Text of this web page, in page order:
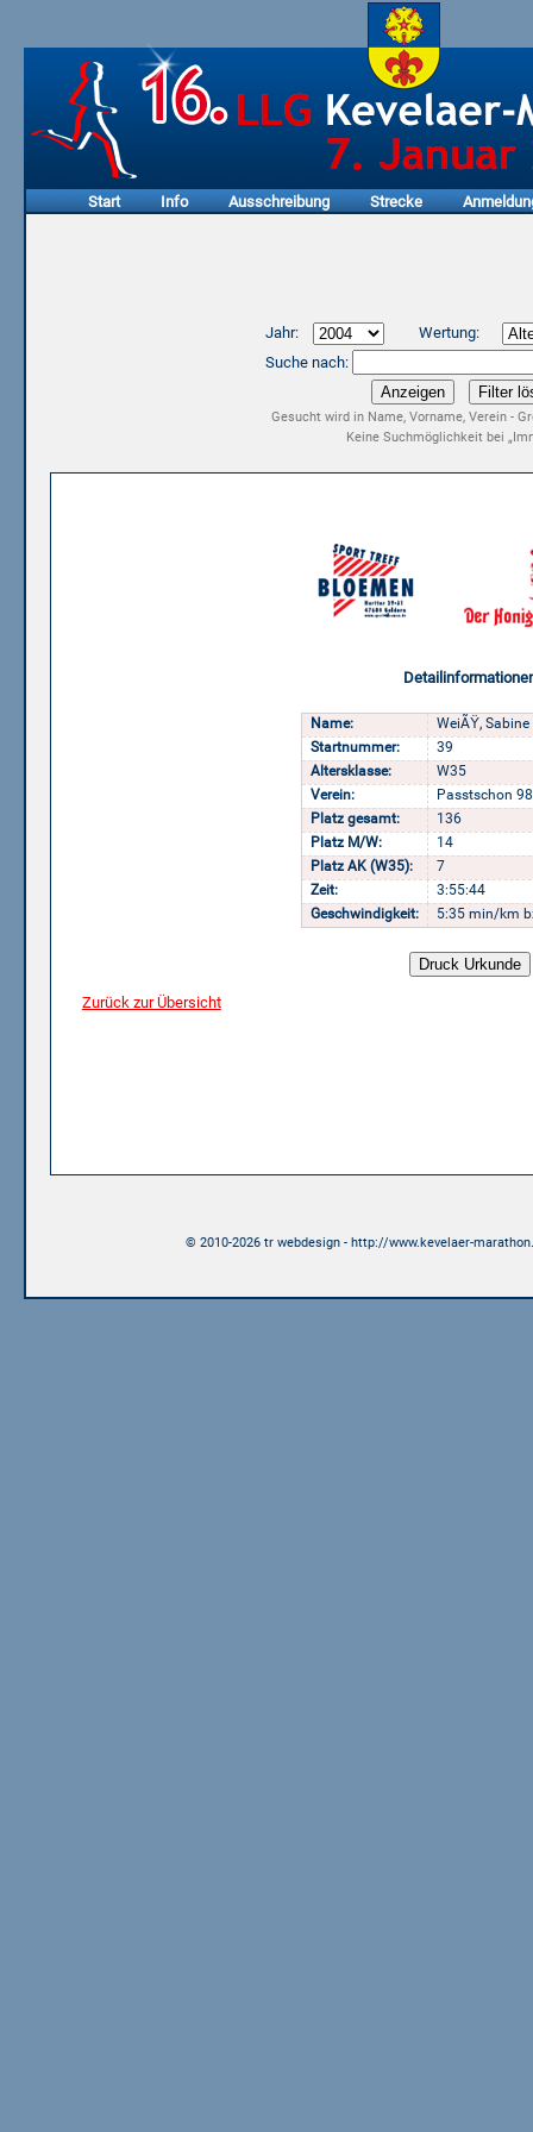
Start Info Ausschreibung Strecke
Jahr:
Wertung:
Suche nach:
Gesucht wird in Name, Vorname, Verein -
Keine Suchmöglichkeit bei
Name:
WeiÃŸ, Sabine
Startnummer:
39
Altersklasse:
W35
Verein:
Passtschon 98
Platz gesamt:
136
Platz M/W:
14
Platz AK (W35):
7
Zeit:
3:55:44
Geschwindigkeit:
5:35 min/km
Zurück zur Übersicht
© 2010-2026 tr webdesign - http://www.kevelaer-